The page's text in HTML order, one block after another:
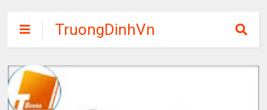
TruongDinhVn
Chia sẽ ebook,
các khóa học,
phần mềm học
tập miễn phí